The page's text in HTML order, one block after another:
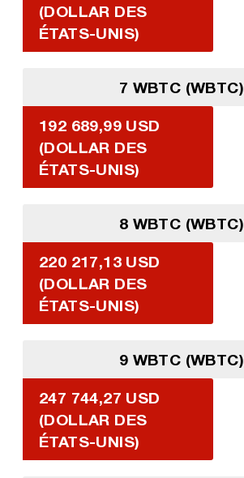
(DOLLAR DES
ÉTATS-UNIS)
7 WBTC (WBTC)
192 689,99 USD
(DOLLAR DES
ÉTATS-UNIS)
8 WBTC (WBTC)
220 217,13 USD
(DOLLAR DES
ÉTATS-UNIS)
9 WBTC (WBTC)
247 744,27 USD
(DOLLAR DES
ÉTATS-UNIS)